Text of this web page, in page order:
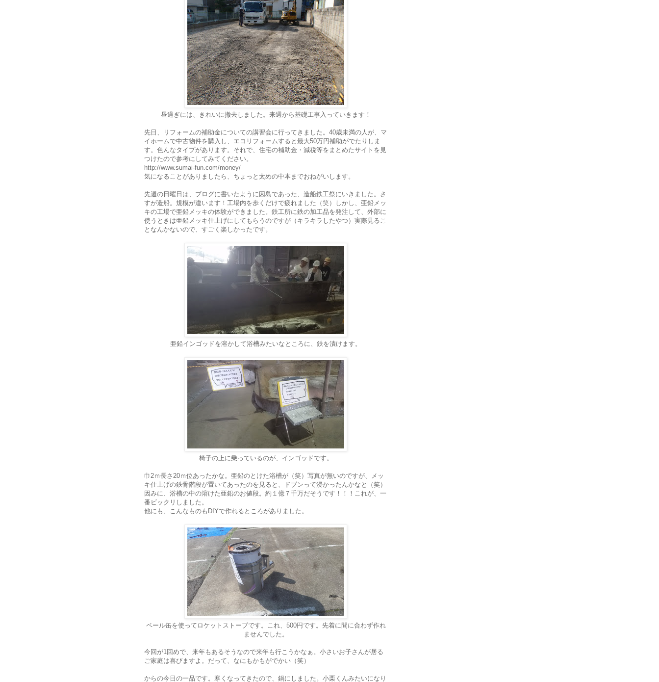
昼過ぎには、きれいに撤去しました。来週から基礎工事入っていきます！
先日、リフォームの補助金についての講習会に行ってきました。40歳未満の人が、マ
イホームで中古物件を購入し、エコリフォームすると最大50万円補助がでたりしま
す。色んなタイプがあります。それで、住宅の補助金・減税等をまとめたサイトを見
つけたので参考にしてみてください。
http://www.sumai-fun.com/money/
気になることがありましたら、ちょっと太めの中本までおねがいします。
先週の日曜日は、ブログに書いたように因島であった、造船鉄工祭にいきました。さ
すが造船。規模が違います！工場内を歩くだけで疲れました（笑）しかし、亜鉛メッ
キの工場で亜鉛メッキの体験ができました。鉄工所に鉄の加工品を発注して、外部に
使うときは亜鉛メッキ仕上げにしてもらうのですが（キラキラしたやつ）実際見るこ
となんかないので、すごく楽しかったです。
亜鉛インゴッドを溶かして浴槽みたいなところに、鉄を漬けます。
椅子の上に乗っているのが、インゴッドです。
巾2ｍ長さ20ｍ位あったかな。亜鉛のとけた浴槽が（笑）写真が無いのですが、メッ
キ仕上げの鉄骨階段が置いてあったのを見ると、ドブンって浸かったんかなと（笑）
因みに、浴槽の中の溶けた亜鉛のお値段。約１億７千万だそうです！！！これが、一
番ビックリしました。
他にも、こんなものもDIYで作れるところがありました。
ペール缶を使ってロケットストーブです。これ、500円です。先着に間に合わず作れ
ませんでした。
今回が1回めで、来年もあるそうなので来年も行こうかなぁ。小さいお子さんが居る
ご家庭は喜びますよ。だって、なにもかもがでかい（笑）
からの今日の一品です。寒くなってきたので、鍋にしました。小栗くんみたいになり